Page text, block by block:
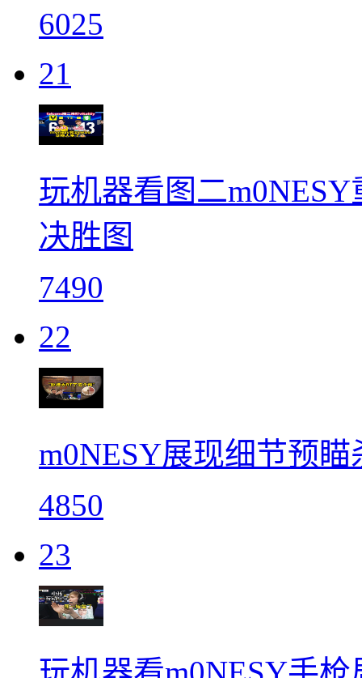
6025
21
玩机器看图二
决胜图
7490
22
m0NESY展现细节预
4850
23